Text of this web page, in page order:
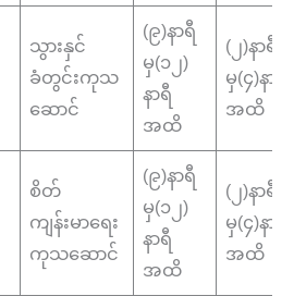
သွားနှင်
ခံတွင်းကုသ
ဆောင်
(၉)နာရီ
မှ(၁၂)
နာရီ
အထိ
(၂)နာရီ
မှ(၄)နာရီ
အထိ
စိတ်
ကျန်းမာရေး
ကုသဆောင်
(၉)နာရီ
မှ(၁၂)
နာရီ
အထိ
(၂)နာရီ
မှ(၄)နာရီ
အထိ